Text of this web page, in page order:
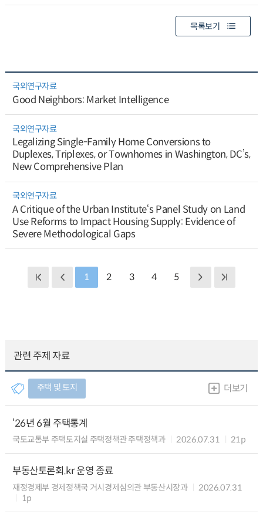
목록보기
국외연구자료
Good Neighbors: Market Intelligence
국외연구자료
Legalizing Single-Family Home Conversions to
Duplexes, Triplexes, or Townhomes in Washington, DC’s,
New Comprehensive Plan
국외연구자료
A Critique of the Urban Institute‘s Panel Study on Land
Use Reforms to Impact Housing Supply: Evidence of
Severe Methodological Gaps
1 2 3 4 5
관련 주제 자료
주택 및 토지 더보기
‘26년 6월 주택통계
국토교통부 주택토지실 주택정책관 주택정책과 2026.07.31 21p
부동산토론회.kr 운영 종료
재정경제부 경제정책국 거시경제심의관 부동산시장과
2026.07.31
1p